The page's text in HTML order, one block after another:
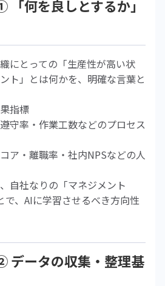
何を良しとするか」
にとっての「生産性が高い状
ト」とは何かを、明確な言葉と
指標
守率・作業工数などのプロセス
ア・離職率・社内NPSなどの人
自社なりの「マネジメント
で、AIに学習させるべき方向性
データの収集・整理基